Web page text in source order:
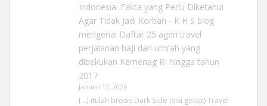
Indonesia: Fakta yang Perlu Diketahui
Agar Tidak Jadi Korban - K H S blog
mengenai Daftar 25 agen travel
perjalanan haji dan umrah yang
dibekukan Kemenag RI hingga tahun
2017
Januari 17, 2026
[…] itulah brosis Dark Side (sisi gelap) Travel